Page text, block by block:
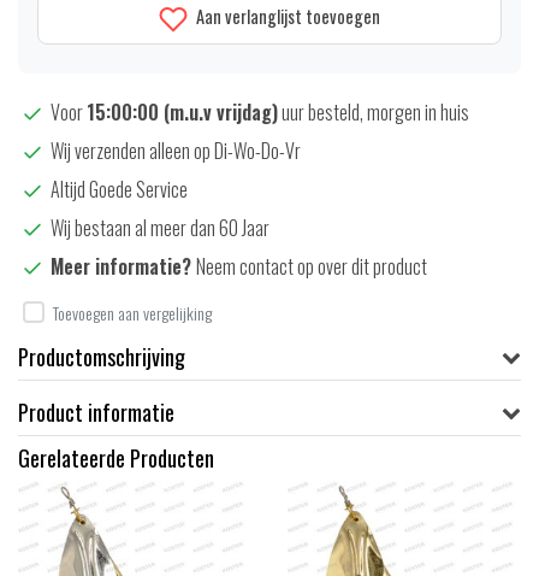
Aan verlanglijst toevoegen
Voor15:00:00 (m.u.v vrijdag)uur besteld, morgen in huis
Wij verzenden alleen op Di-Wo-Do-Vr
Altijd Goede Service
Wij bestaan al meer dan 60 Jaar
Meer informatie?Neem contact op over dit product
Toevoegen aan vergelijking
Productomschrijving
Product informatie
Gerelateerde Producten